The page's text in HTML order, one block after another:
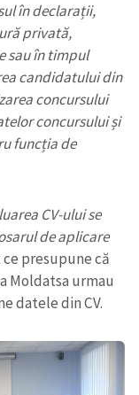
în declarații,
privată,
sau în timpul
candidatului din
concursului
concursului și
funcția de
CV-ului se
de aplicare
ce presupune că
Moldatsa urmau
datele din CV.